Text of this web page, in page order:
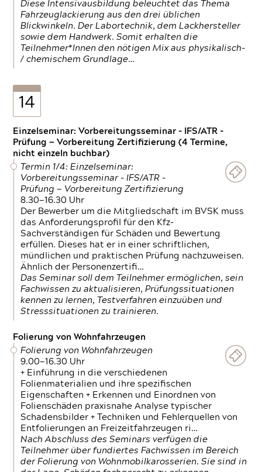
Diese Intensivausbildung beleuchtet das Thema
Fahrzeuglackierung aus den drei üblichen
Blickwinkeln. Der Labortechnik, dem Lackhersteller
sowie dem Handwerk. Somit erhalten die
Teilnehmer*Innen den nötigen Mix aus physikalisch-
/ chemischem Grundlage…
14
Einzelseminar: Vorbereitungsseminar - IFS/ATR -
Prüfung — Vorbereitung Zertifizierung (4 Termine,
nicht einzeln buchbar)
Termin 1/4: Einzelseminar:
Vorbereitungsseminar - IFS/ATR -
Prüfung — Vorbereitung Zertifizierung
8.30—16.30 Uhr
Der Bewerber um die Mitgliedschaft im BVSK muss
das Anforderungsprofil für den Kfz-
Sachverständigen für Schäden und Bewertung
erfüllen. Dieses hat er in einer schriftlichen,
mündlichen und praktischen Prüfung nachzuweisen.
Ähnlich der Personenzertifi…
Das Seminar soll dem Teilnehmer ermöglichen, sein
Fachwissen zu aktualisieren, Prüfungssituationen
kennen zu lernen, Testverfahren einzuüben und
Stresssituationen zu trainieren.
Folierung von Wohnfahrzeugen
Folierung von Wohnfahrzeugen
9.00—16.30 Uhr
+ Einführung in die verschiedenen
Folienmaterialien und ihre spezifischen
Eigenschaften + Erkennen und Einordnen von
Folienschäden praxisnahe Analyse typischer
Schadensbilder + Techniken und Fehlerquellen von
Entfolierungen an Freizeitfahrzeugen ri…
Nach Abschluss des Seminars verfügen die
Teilnehmer über fundiertes Fachwissen im Bereich
der Folierung von Wohnmobilkarosserien. Sie sind in